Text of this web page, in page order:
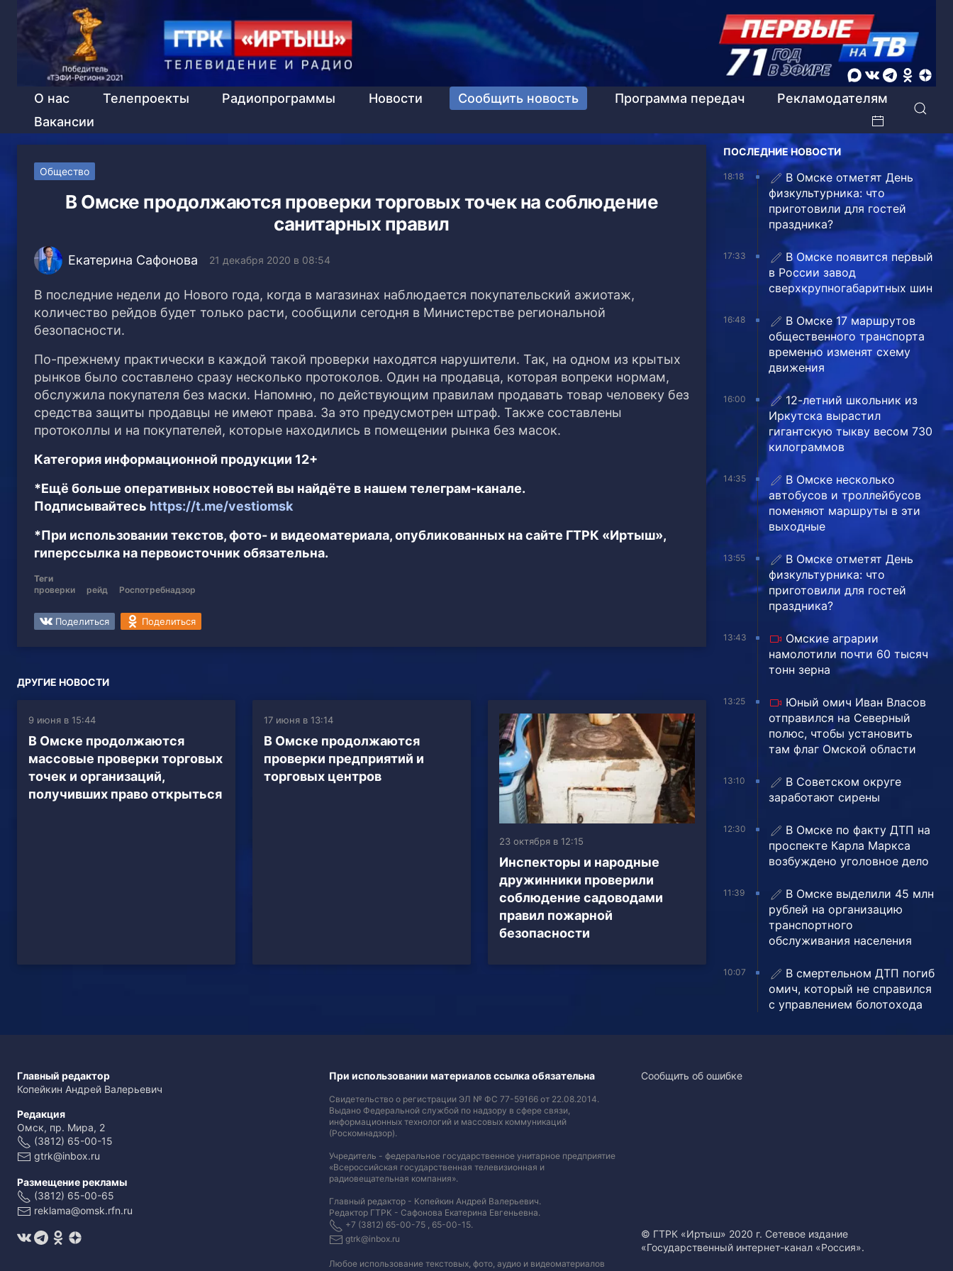
О нас Телепроекты Радиопрограммы Новости Сообщить новость Программа передач
Рекламодателям
Вакансии
Общество
В Омске продолжаются проверки торговых точек на соблюдение
санитарных правил
Екатерина Сафонова 21 декабря 2020 в 08:54
В последние недели до Нового года, когда в магазинах наблюдается покупательский ажиотаж,
количество рейдов будет только расти, сообщили сегодня в Министерстве региональной
безопасности.
По-прежнему практически в каждой такой проверки находятся нарушители. Так, на одном из крытых
рынков было составлено сразу несколько протоколов. Один на продавца, которая вопреки нормам,
обслужила покупателя без маски. Напомню, по действующим правилам продавать товар человеку без
средства защиты продавцы не имеют права. За это предусмотрен штраф. Также составлены
протоколлы и на покупателей, которые находились в помещении рынка без масок.
Категория информационной продукции 12+
*Ещё больше оперативных новостей вы найдёте в нашем телеграм-канале.
Подписывайтесь https://t.me/vestiomsk
*При использовании текстов, фото- и видеоматериала, опубликованных на сайте ГТРК «Иртыш»,
гиперссылка на первоисточник обязательна.
Теги
проверки
рейд Роспотребнадзор
Поделиться Поделиться
ДРУГИЕ НОВОСТИ
9 июня в 15:44
В Омске продолжаются
массовые проверки торговых
точек и организаций,
получивших право открыться
17 июня в 13:14
В Омске продолжаются
проверки предприятий и
торговых центров
23 октября в 12:15
Инспекторы и народные
дружинники проверили
соблюдение садоводами
правил пожарной
безопасности
ПОСЛЕДНИЕ НОВОСТИ
18:18
В Омске отметят День
физкультурника: что
приготовили для гостей
праздника?
17:33
В Омске появится первый
в России завод
сверхкрупногабаритных шин
16:48
В Омске 17 маршрутов
общественного транспорта
временно изменят схему
движения
16:00
12-летний школьник из
Иркутска вырастил
гигантскую тыкву весом 730
килограммов
14:35
В Омске несколько
автобусов и троллейбусов
поменяют маршруты в эти
выходные
13:55
В Омске отметят День
физкультурника: что
приготовили для гостей
праздника?
13:43
Омские аграрии
намолотили почти 60 тысяч
тонн зерна
13:25
Юный омич Иван Власов
отправился на Северный
полюс, чтобы установить
там флаг Омской области
13:10
В Советском округе
заработают сирены
12:30
В Омске по факту ДТП на
проспекте Карла Маркса
возбуждено уголовное дело
11:39
В Омске выделили 45 млн
рублей на организацию
транспортного
обслуживания населения
10:07
В смертельном ДТП погиб
омич, который не справился
с управлением болотохода
Главный редактор
Копейкин Андрей Валерьевич
Редакция
Омск, пр. Мира, 2
(3812) 65-00-15
gtrk@inbox.ru
Размещение рекламы
(3812) 65-00-65
reklama@omsk.rfn.ru
При использовании материалов ссылка обязательна
Свидетельство о регистрации ЭЛ № ФС 77-59166 от 22.08.2014.
Выдано Федеральной службой по надзору в сфере связи,
информационных технологий и массовых коммуникаций
(Роскомнадзор).
Учредитель - федеральное государственное унитарное предприятие
«Всероссийская государственная телевизионная и
радиовещательная компания».
Главный редактор - Копейкин Андрей Валерьевич.
Редактор ГТРК - Сафонова Екатерина Евгеньевна.
+7 (3812) 65-00-75 , 65-00-15.
gtrk@inbox.ru
Любое использование текстовых, фото, аудио и видеоматериалов
Сообщить об ошибке
© ГТРК «Иртыш» 2020 г. Сетевое издание
«Государственный интернет-канал «Россия».